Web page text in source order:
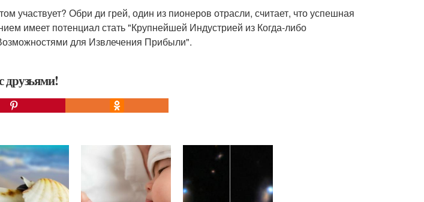
участвует? Обри ди грей, один из пионеров отрасли, считает, что успешная
имеет потенциал стать "Крупнейшей Индустрией из Когда-либо
для Извлечения Прибыли".
друзьями!